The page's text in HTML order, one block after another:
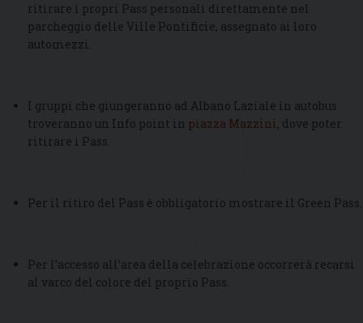
ritirare i propri Pass personali direttamente nel
parcheggio delle Ville Pontificie, assegnato ai loro
automezzi.
I gruppi che giungeranno ad Albano Laziale in autobus
troveranno un Info point in piazza Mazzini, dove poter
ritirare i Pass.
Per il ritiro del Pass è obbligatorio mostrare il Green Pass.
Per l’accesso all’area della celebrazione occorrerà recarsi
al varco del colore del proprio Pass.